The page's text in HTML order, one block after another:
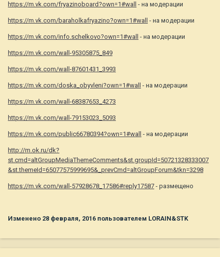
https://m.vk.com/fryazinoboard?own=1#wall - на модерации
https://m.vk.com/baraholkafryazino?own=1#wall - на модерации
https://m.vk.com/info.schelkovo?own=1#wall - на модерации
https://m.vk.com/wall-95305875_849
https://m.vk.com/wall-87601431_3993
https://m.vk.com/doska_obyvleni?own=1#wall - на модерации
https://m.vk.com/wall-68387653_4273
https://m.vk.com/wall-79153023_5093
https://m.vk.com/public66780394?own=1#wall - на модерации
http://m.ok.ru/dk?
st.cmd=altGroupMediaThemeComments&st.groupId=50721328333007
&st.themeId=65077575999695&_prevCmd=altGroupForum&tkn=3298
https://m.vk.com/wall-57928678_17586#reply17587 - размещено
Изменено 28 февраля, 2016 пользователем LORAIN&STK